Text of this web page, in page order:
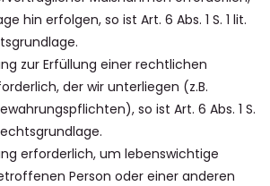
hin erfolgen, so ist Art. 6 Abs. 1 S. 1 lit.
zur Erfüllung einer rechtlichen
der wir unterliegen (z.B.
so ist Art. 6 Abs. 1 S.
erforderlich, um lebenswichtige
Person oder einer anderen